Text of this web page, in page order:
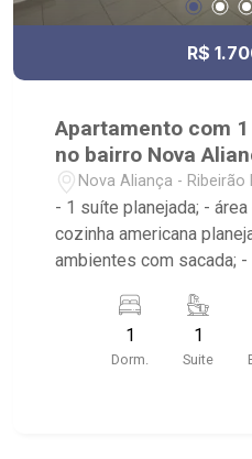
R$
Apartamento com
no bairro Nova
Nova Aliança - Ribeirão
- 1 suíte planejada; -
cozinha americana
ambientes com sacada;
Shopping, UNIP, Pizzaria
1
Dorm.
1
Suite